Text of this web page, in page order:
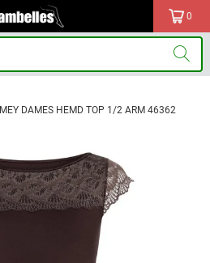
0
MEY DAMES HEMD TOP 1/2 ARM 46362